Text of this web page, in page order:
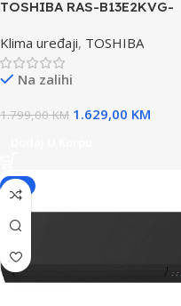
TOSHIBA RAS-B13E2KVG-
UREĐAJ SEIYA NEW
INVERTER
Klima uređaji, TOSHIBA
Na zalihi
1.799,00KM 1.629,00 KM
-5%